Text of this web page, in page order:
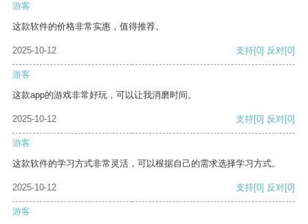
游客
这款软件的价格非常实惠，值得推荐。
2025-10-12 支持[0] 反对[0]
游客
这款app的游戏非常好玩，可以让我消磨时间。
2025-10-12 支持[0] 反对[0]
游客
这款软件的学习方式非常灵活，可以根据自己的需求选择学习方式。
2025-10-12 支持[0] 反对[0]
游客